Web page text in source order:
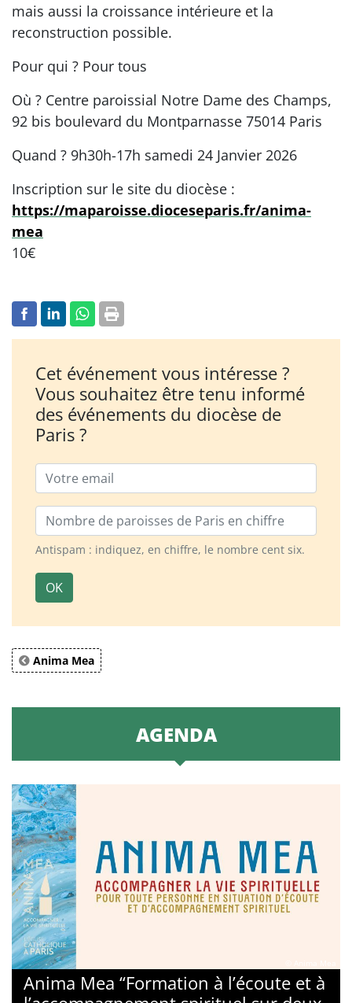
mais aussi la croissance intérieure et la
reconstruction possible.
Pour qui ? Pour tous
Où ? Centre paroissial Notre Dame des Champs,
92 bis boulevard du Montparnasse 75014 Paris
Quand ? 9h30h-17h samedi 24 Janvier 2026
Inscription sur le site du diocèse :
https://maparoisse.dioceseparis.fr/anima-
mea
10€
Cet événement vous intéresse ?
Vous souhaitez être tenu informé
des événements du diocèse de
Paris ?
Email
Nombre de paroisses
Antispam : indiquez, en chiffre, le nombre cent six.
OK
Anima Mea
AGENDA
Anima Mea “Formation à l’écoute et à